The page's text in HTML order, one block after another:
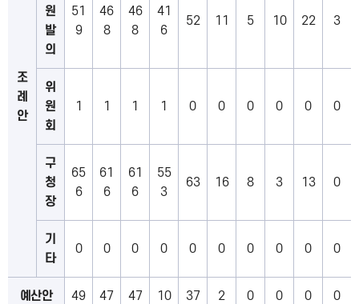
조
례
안
원
발
의
51
9
46
8
46
8
41
6
52 11 5 10 22 3
위
원
회
1 1 1 1 0 0 0 0 0 0
구
청
장
65
6
61
6
61
6
55
3
63 16 8 3 13 0
기
타
0 0 0 0 0 0 0 0 0 0
예산안 49 47 47 10 37 2 0 0 0 0